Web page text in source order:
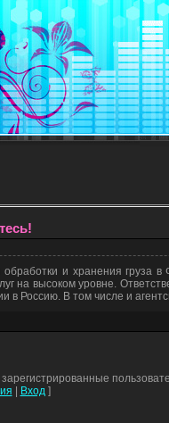
и хранения груза в
на высоком уровне.
Россию. В том числе и
| Вход ]